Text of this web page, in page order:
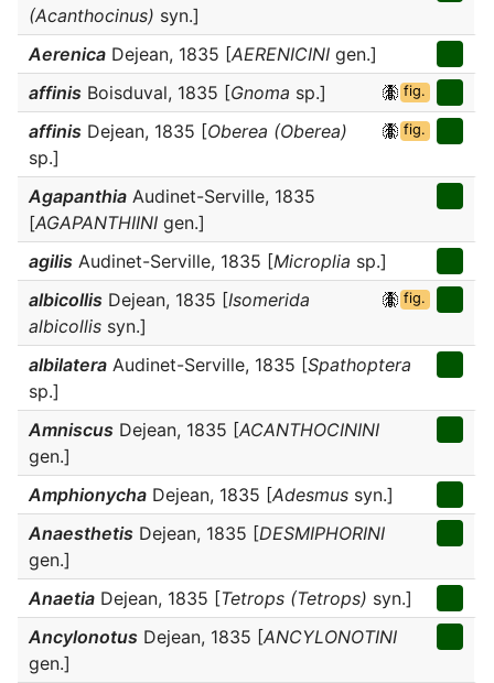
(Acanthocinus) syn.]
Aerenica Dejean, 1835 [AERENICINI gen.]
affinis Boisduval, 1835 [Gnoma sp.] fig.
affinis Dejean, 1835 [Oberea (Oberea)
sp.]
fig.
Agapanthia Audinet-Serville, 1835
[AGAPANTHIINI gen.]
agilis Audinet-Serville, 1835 [Microplia sp.]
albicollis Dejean, 1835 [Isomerida
albicollis syn.]
fig.
albilatera Audinet-Serville, 1835 [Spathoptera
sp.]
Amniscus Dejean, 1835 [ACANTHOCININI
gen.]
Amphionycha Dejean, 1835 [Adesmus syn.]
Anaesthetis Dejean, 1835 [DESMIPHORINI
gen.]
Anaetia Dejean, 1835 [Tetrops (Tetrops) syn.]
Ancylonotus Dejean, 1835 [ANCYLONOTINI
gen.]